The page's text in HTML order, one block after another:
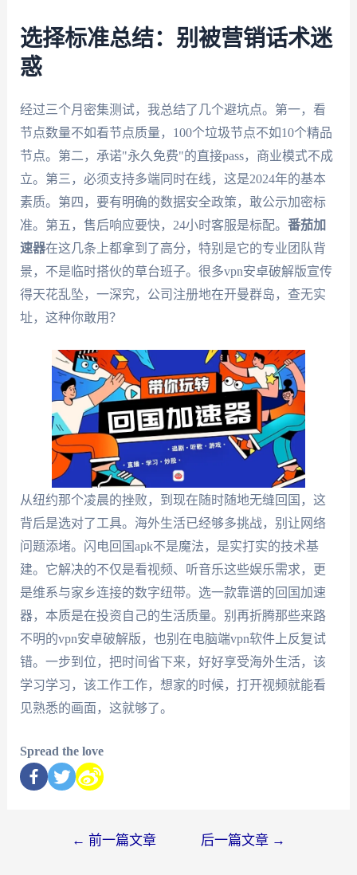
选择标准总结：别被营销话术迷
惑
经过三个月密集测试，我总结了几个避坑点。第一，看
节点数量不如看节点质量，100个垃圾节点不如10个精品
节点。第二，承诺"永久免费"的直接pass，商业模式不成
立。第三，必须支持多端同时在线，这是2024年的基本
素质。第四，要有明确的数据安全政策，敢公示加密标
准。第五，售后响应要快，24小时客服是标配。 番茄加
速器在这几条上都拿到了高分，特别是它的专业团队背
景，不是临时搭伙的草台班子。很多vpn安卓破解版宣传
得天花乱坠，一深究，公司注册地在开曼群岛，查无实
址，这种你敢用？
从纽约那个凌晨的挫败，到现在随时随地无缝回国，这
背后是选对了工具。海外生活已经够多挑战，别让网络
问题添堵。闪电回国apk不是魔法，是实打实的技术基
建。它解决的不仅是看视频、听音乐这些娱乐需求，更
是维系与家乡连接的数字纽带。选一款靠谱的回国加速
器，本质是在投资自己的生活质量。别再折腾那些来路
不明的vpn安卓破解版，也别在电脑端vpn软件上反复试
错。一步到位，把时间省下来，好好享受海外生活，该
学习学习，该工作工作，想家的时候，打开视频就能看
见熟悉的画面，这就够了。
Spread the love
← 前一篇文章 后一篇文章 →